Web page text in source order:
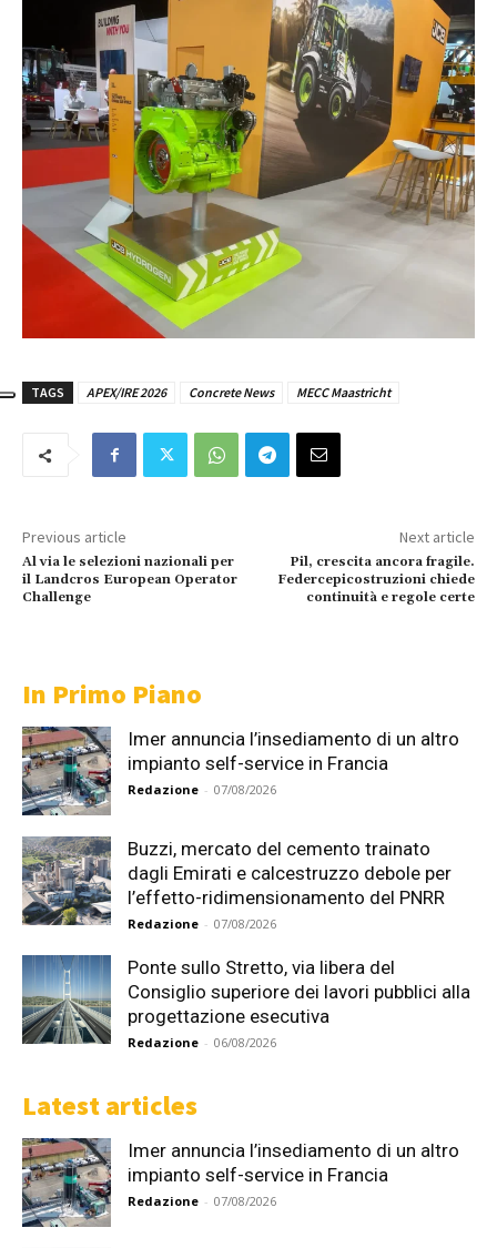
TAGS APEX/IRE 2026 Concrete News MECC Maastricht
Previous article
Al via le selezioni nazionali per
il Landcros European Operator
Challenge
Next article
Pil, crescita ancora fragile.
Federcepicostruzioni chiede
continuità e regole certe
In Primo Piano
Imer annuncia l’insediamento di un altro
impianto self-service in Francia
Redazione - 07/08/2026
Buzzi, mercato del cemento trainato
dagli Emirati e calcestruzzo debole per
l’effetto-ridimensionamento del PNRR
Redazione - 07/08/2026
Ponte sullo Stretto, via libera del
Consiglio superiore dei lavori pubblici alla
progettazione esecutiva
Redazione - 06/08/2026
Latest articles
Imer annuncia l’insediamento di un altro
impianto self-service in Francia
Redazione - 07/08/2026